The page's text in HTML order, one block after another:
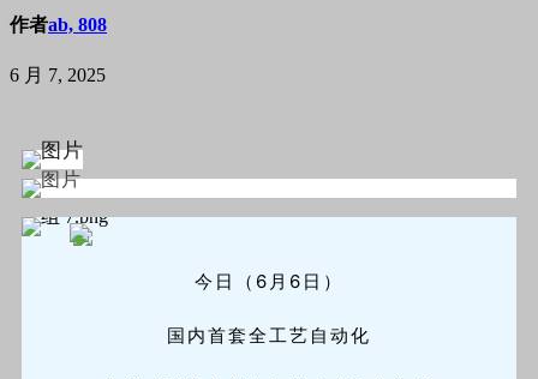
作者ab, 808
6 月 7, 2025
今日（ 6 月6日 ）
国内首套全工艺自动化